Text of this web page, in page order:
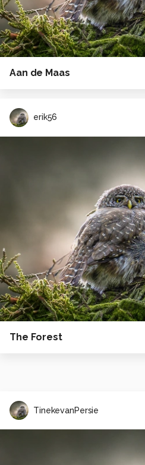
Aan de Maas
erik56
The Forest
TinekevanPersie